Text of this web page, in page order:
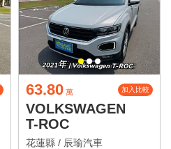
63.80 萬 加入比較
VOLKSWAGEN
T-ROC
花蓮縣 / 辰瑜汽車